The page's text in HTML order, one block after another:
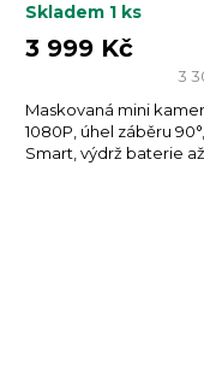
Skladem 1 ks
3
3 999 Kč
Maskovaná mini
1080P, úhel záběru
Smart, výdrž baterie